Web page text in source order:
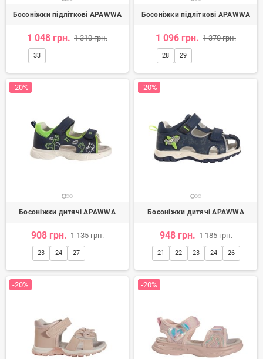
Босоніжки підліткові APAWWA
1 048 грн. 1 310 грн.
33
Босоніжки підліткові APAWWA
1 096 грн. 1 370 грн.
28 29
-20%
Босоніжки дитячі APAWWA
908 грн. 1 135 грн.
23 24 27
-20%
Босоніжки дитячі APAWWA
948 грн. 1 185 грн.
21 22 23 24 26
-20% -20%